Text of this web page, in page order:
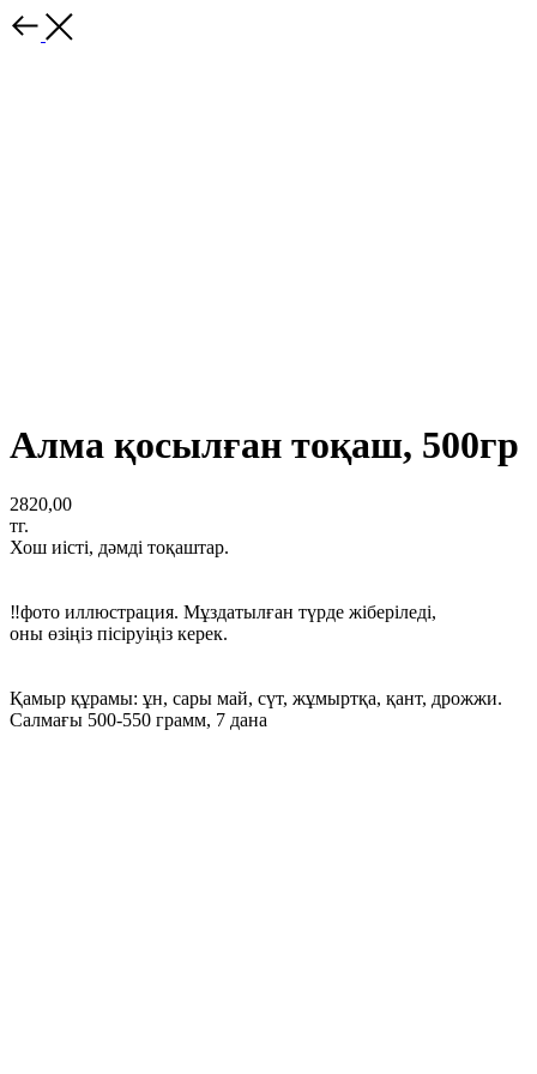
Алма қосылған тоқаш, 500гр
2820,00
тг.
Хош иісті, дәмді тоқаштар.
‼️фото иллюстрация. Мұздатылған түрде жіберіледі,
оны өзіңіз пісіруіңіз керек.
Қамыр құрамы: ұн, сары май, сүт, жұмыртқа, қант, дрожжи.
Салмағы 500-550 грамм, 7 дана